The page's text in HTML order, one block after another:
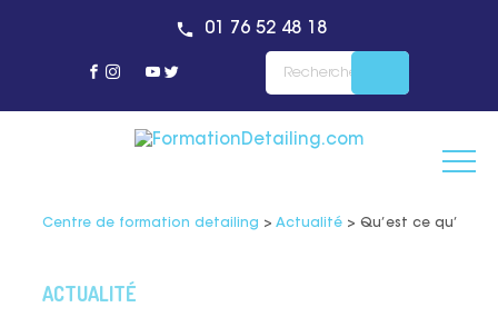
01 76 52 48 18
Centre de formation detailing > Actualité> Qu’est ce qu’une
ACTUALITÉ